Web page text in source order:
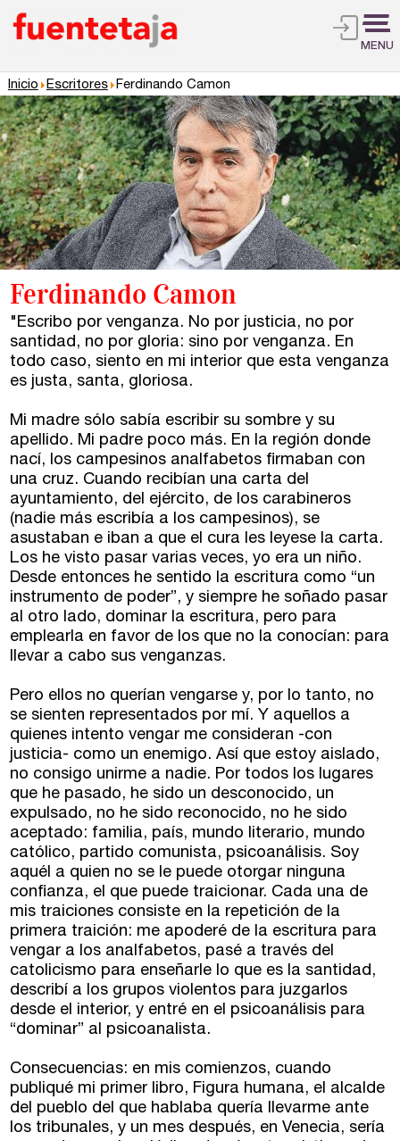
MENU
Madrid
Sevilla
Valencia
Alicante
Murcia
Málaga
Bilbao
Vitoria
Santander
Gijón
Presenciales en Madrid
Talleres de escritura
Talleres presenciales ≻
Talleres por videoconferencia
Talleres online
Intensivos de verano ≻
Recreativa 26
El taller de escritura creativa
Cursos
Curso integral de narrativa
Máster de creación poética
Quiénes somos
Nuestra filosofía
Inicio Escritores Ferdinando Camon
Ferdinando Camon
"Escribo por venganza. No por justicia, no por
santidad, no por gloria: sino por venganza. En
todo caso, siento en mi interior que esta venganza
es justa, santa, gloriosa.
Mi madre sólo sabía escribir su sombre y su
apellido. Mi padre poco más. En la región donde
nací, los campesinos analfabetos firmaban con
una cruz. Cuando recibían una carta del
ayuntamiento, del ejército, de los carabineros
(nadie más escribía a los campesinos), se
asustaban e iban a que el cura les leyese la carta.
Los he visto pasar varias veces, yo era un niño.
Desde entonces he sentido la escritura como “un
instrumento de poder”, y siempre he soñado pasar
al otro lado, dominar la escritura, pero para
emplearla en favor de los que no la conocían: para
llevar a cabo sus venganzas.
Pero ellos no querían vengarse y, por lo tanto, no
se sienten representados por mí. Y aquellos a
quienes intento vengar me consideran -con
justicia- como un enemigo. Así que estoy aislado,
no consigo unirme a nadie. Por todos los lugares
que he pasado, he sido un desconocido, un
expulsado, no he sido reconocido, no he sido
aceptado: familia, país, mundo literario, mundo
católico, partido comunista, psicoanálisis. Soy
aquél a quien no se le puede otorgar ninguna
confianza, el que puede traicionar. Cada una de
mis traiciones consiste en la repetición de la
primera traición: me apoderé de la escritura para
vengar a los analfabetos, pasé a través del
catolicismo para enseñarle lo que es la santidad,
describí a los grupos violentos para juzgarlos
desde el interior, y entré en el psicoanálisis para
“dominar” al psicoanalista.
Consecuencias: en mis comienzos, cuando
publiqué mi primer libro, Figura humana, el alcalde
del pueblo del que hablaba quería llevarme ante
los tribunales, y un mes después, en Venecia, sería